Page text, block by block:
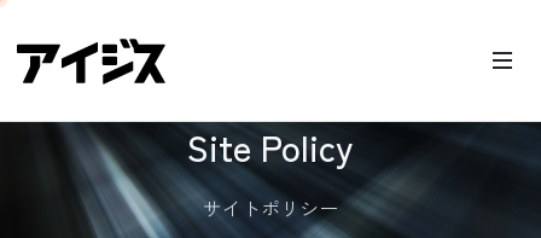
Site Policy
サイトポリシー